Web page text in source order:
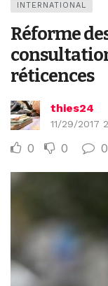
INTERNATIONAL
Réforme
réticences
thies24
11/29/2017
0 0 0